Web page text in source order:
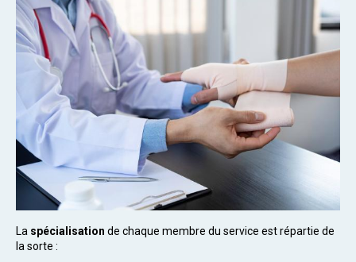
La spécialisation de chaque membre du service est répartie de
la sorte :